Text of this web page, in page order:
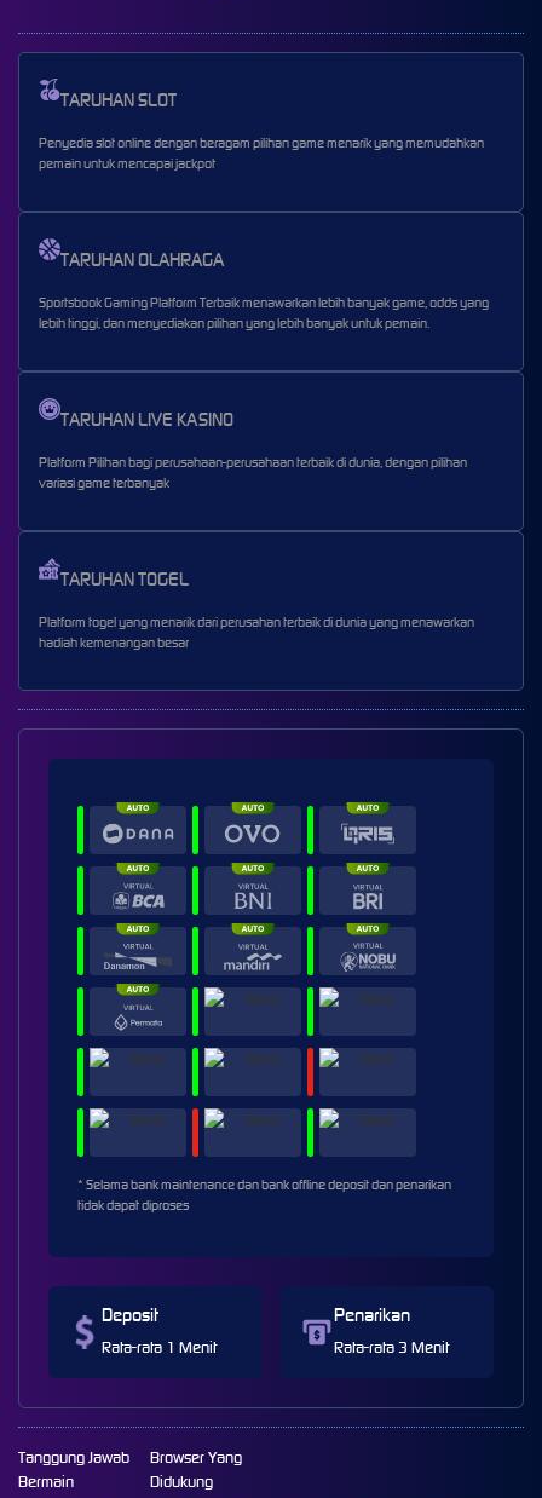
TARUHAN SLOT
Penyedia slot online dengan beragam pilihan game menarik yang memudahkan
pemain untuk mencapai jackpot
TARUHAN OLAHRAGA
Sportsbook Gaming Platform Terbaik menawarkan lebih banyak game, odds yang
lebih tinggi, dan menyediakan pilihan yang lebih banyak untuk pemain.
TARUHAN LIVE KASINO
Platform Pilihan bagi perusahaan-perusahaan terbaik di dunia, dengan pilihan
variasi game terbanyak
TARUHAN TOGEL
Platform togel yang menarik dari perusahan terbaik di dunia yang menawarkan
hadiah kemenangan besar
* Selama bank maintenance dan bank offline deposit dan penarikan
tidak dapat diproses
Deposit
Rata-rata 1 Menit
Penarikan
Rata-rata 3 Menit
Tanggung Jawab
Bermain
Browser Yang
Didukung